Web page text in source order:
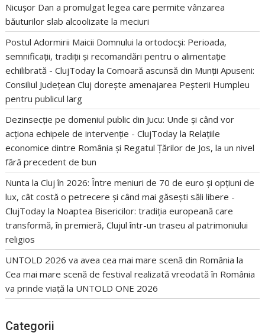
Nicușor Dan a promulgat legea care permite vânzarea
băuturilor slab alcoolizate la meciuri
Postul Adormirii Maicii Domnului la ortodocși: Perioada,
semnificații, tradiții și recomandări pentru o alimentație
echilibrată - ClujToday laComoară ascunsă din Munții Apuseni:
Consiliul Județean Cluj dorește amenajarea Peșterii Humpleu
pentru publicul larg
Dezinsecție pe domeniul public din Jucu: Unde și când vor
acționa echipele de intervenție - ClujToday la Relațiile
economice dintre România și Regatul Țărilor de Jos, la un nivel
fără precedent de bun
Nunta la Cluj în 2026: Între meniuri de 70 de euro și opțiuni de
lux, cât costă o petrecere și când mai găsești săli libere -
ClujToday la Noaptea Bisericilor: tradiția europeană care
transformă, în premieră, Clujul într-un traseu al patrimoniului
religios
UNTOLD 2026 va avea cea mai mare scenă din România la
Cea mai mare scenă de festival realizată vreodată în România
va prinde viață la UNTOLD ONE 2026
Categorii